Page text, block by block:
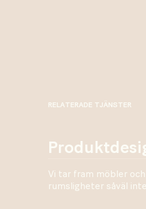
RELATERADE TJÄNSTER
Vi tar fram möbler
rumsligheter såväl